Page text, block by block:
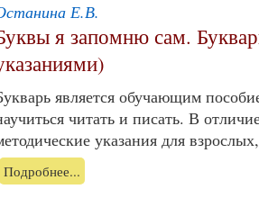
Е.В.
я запомню сам.
является обучающим
читать и писать. В
указания для
Подробнее...